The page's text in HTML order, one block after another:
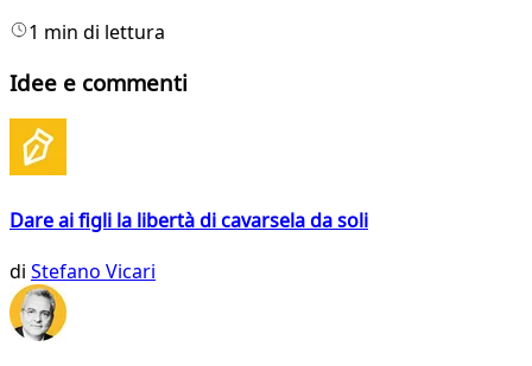
1 min di lettura
Idee e commenti
Dare ai figli la libertà di cavarsela da soli
di Stefano Vicari